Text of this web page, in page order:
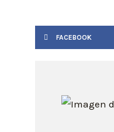
FACEBOOK